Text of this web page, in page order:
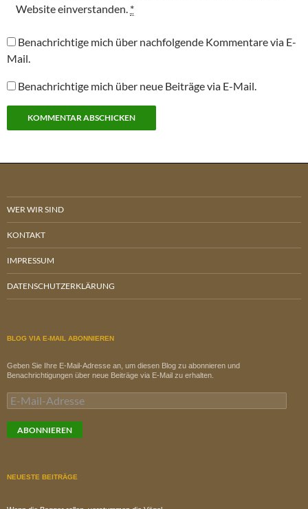
Website einverstanden. *
Benachrichtige mich über nachfolgende Kommentare via E-
Mail.
Benachrichtige mich über neue Beiträge via E-Mail.
WER WIR SIND
KONTAKT
IMPRESSUM
DATENSCHUTZERKLÄRUNG
BLOG VIA E-MAIL ABONNIEREN
Geben Sie Ihre E-Mail-Adresse an, um diesen Blog zu abonnieren und
Benachrichtigungen über neue Beiträge via E-Mail zu erhalten.
E-
Mail-
ABONNIEREN
NEUESTE BEITRÄGE